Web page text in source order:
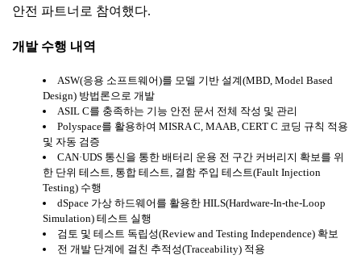
안전 파트너로 참여했다.
개발 수행 내역
ASW(응용 소프트웨어)를 모델 기반 설계(MBD, Model Based
Design) 방법론으로 개발
ASIL C를 충족하는 기능 안전 문서 전체 작성 및 관리
Polyspace를 활용하여 MISRA C, MAAB, CERT C 코딩 규칙 적용
및 자동 검증
CAN·UDS 통신을 통한 배터리 운용 전 구간 커버리지 확보를 위
한 단위 테스트, 통합 테스트, 결함 주입 테스트(Fault Injection
Testing) 수행
dSpace 가상 하드웨어를 활용한 HILS(Hardware-In-the-Loop
Simulation) 테스트 실행
검토 및 테스트 독립성(Review and Testing Independence) 확보
전 개발 단계에 걸친 추적성(Traceability) 적용